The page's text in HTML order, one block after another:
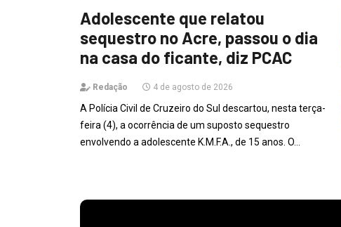
Adolescente que relatou
sequestro no Acre, passou o dia
na casa do ficante, diz PCAC
Redação 4 de agosto de 2026
A Polícia Civil de Cruzeiro do Sul descartou, nesta terça-
feira (4), a ocorrência de um suposto sequestro
envolvendo a adolescente K.M.F.A., de 15 anos. O…